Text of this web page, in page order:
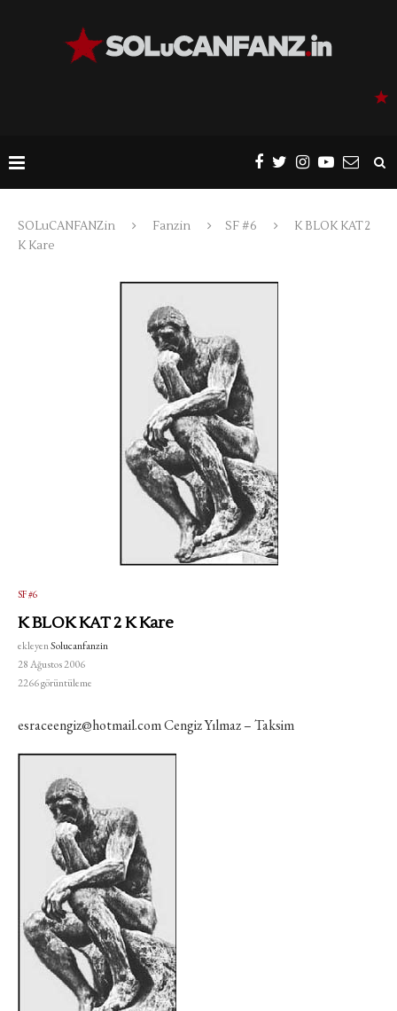
SOLuCANFANZin Fanzin SF #6
K BLOK KAT 2
K Kare
SF #6
K BLOK KAT 2 K Kare
ekleyenSolucanfanzin
28 Ağustos 2006
2266görüntüleme
esraceengiz@hotmail.com Cengiz Yılmaz – Taksim